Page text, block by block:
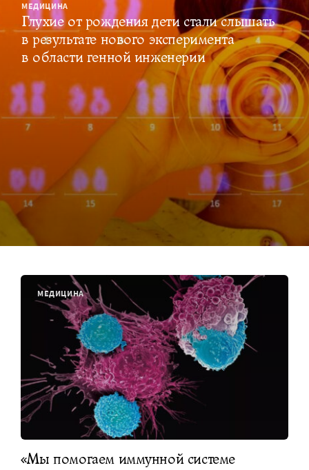
МЕДИЦИНА
Глухие от рождения дети стали слышать
в результате нового эксперимента
в области генной инженерии
МЕДИЦИНА
«Мы помогаем иммунной системе